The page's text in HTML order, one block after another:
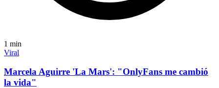
1 min
Viral
Marcela Aguirre 'La Mars': "OnlyFans me cambió
la vida"